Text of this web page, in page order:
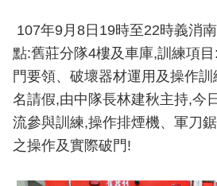
機
關
簡
介
宣
教
107年9月8日19時至22時義消
點:舊莊分隊4樓及車庫,訓練項
門要領、破壞器材運用及操作
名請假,由中隊長林建秋主持,今
流參與訓練,操作排煙機、軍刀
之操作及實際破門!